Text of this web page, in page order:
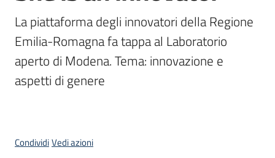
Programmi
e
Progetti
La piattaforma degli innovatori della Regione
Emilia-Romagna fa tappa al Laboratorio
aperto di Modena. Tema: innovazione e
aspetti di genere
CondividiVedi azioni